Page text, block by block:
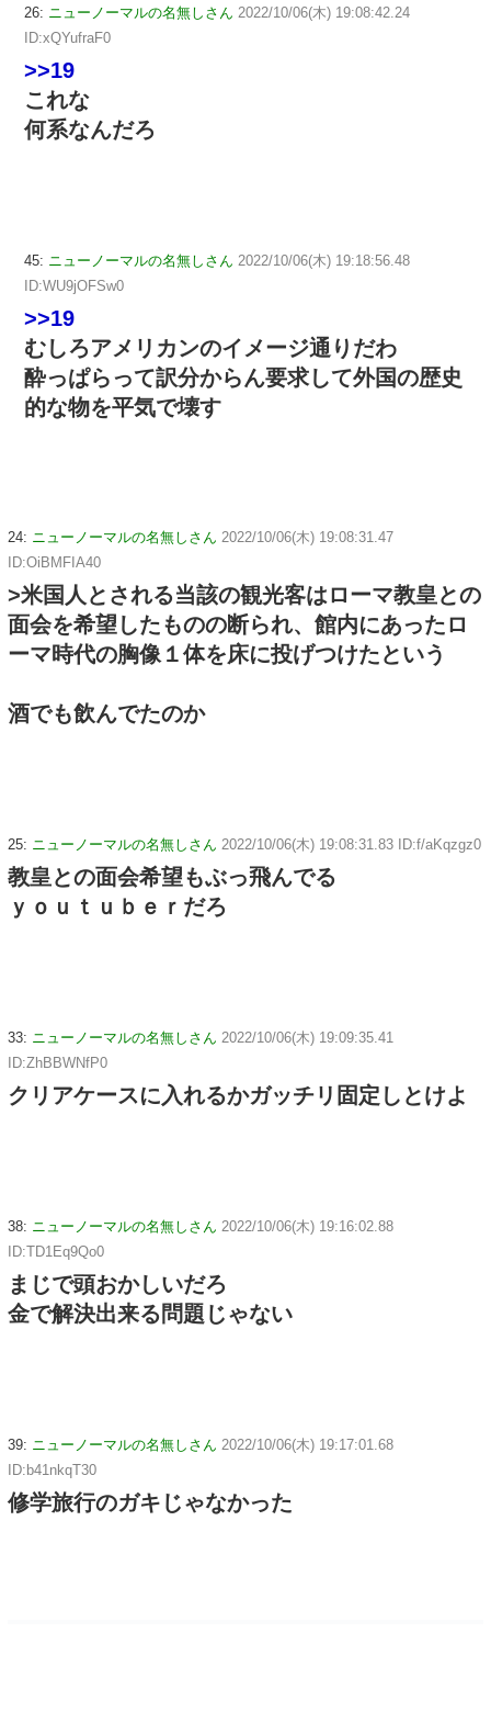
26: ニューノーマルの名無しさん 2022/10/06(木) 19:08:42.24
ID:xQYufraF0
>>19
これな
何系なんだろ
45: ニューノーマルの名無しさん 2022/10/06(木) 19:18:56.48
ID:WU9jOFSw0
>>19
むしろアメリカンのイメージ通りだわ
酔っぱらって訳分からん要求して外国の歴史
的な物を平気で壊す
24: ニューノーマルの名無しさん 2022/10/06(木) 19:08:31.47
ID:OiBMFIA40
>米国人とされる当該の観光客はローマ教皇との
面会を希望したものの断られ、館内にあったロ
ーマ時代の胸像１体を床に投げつけたという
酒でも飲んでたのか
25: ニューノーマルの名無しさん 2022/10/06(木) 19:08:31.83 ID:f/aKqzgz0
教皇との面会希望もぶっ飛んでる
ｙｏｕｔｕｂｅｒだろ
33: ニューノーマルの名無しさん 2022/10/06(木) 19:09:35.41
ID:ZhBBWNfP0
クリアケースに入れるかガッチリ固定しとけよ
38: ニューノーマルの名無しさん 2022/10/06(木) 19:16:02.88
ID:TD1Eq9Qo0
まじで頭おかしいだろ
金で解決出来る問題じゃない
39: ニューノーマルの名無しさん 2022/10/06(木) 19:17:01.68
ID:b41nkqT30
修学旅行のガキじゃなかった